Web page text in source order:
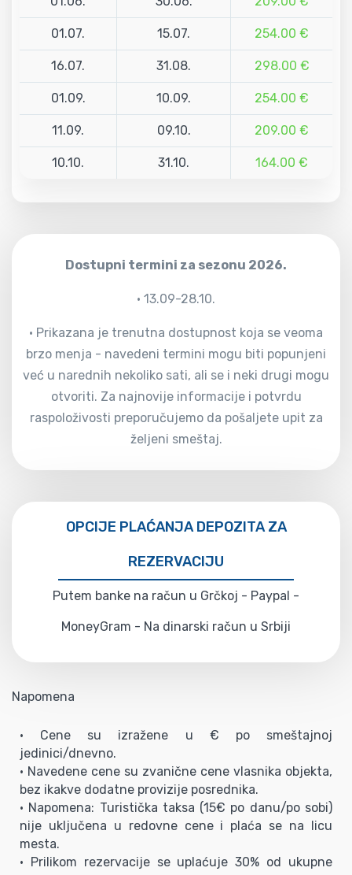
01.07. 15.07. 254.00 €
16.07. 31.08. 298.00 €
01.09. 10.09. 254.00 €
11.09. 09.10. 209.00 €
10.10. 31.10. 164.00 €
Dostupni termini za sezonu 2026.
• 13.09-28.10.
• Prikazana je trenutna dostupnost koja se veoma
brzo menja - navedeni termini mogu biti popunjeni
već u narednih nekoliko sati, ali se i neki drugi mogu
otvoriti. Za najnovije informacije i potvrdu
raspoloživosti preporučujemo da pošaljete upit za
željeni smeštaj.
OPCIJE PLAĆANJA DEPOZITA ZA
REZERVACIJU
Putem banke na račun u Grčkoj - Paypal -
MoneyGram - Na dinarski račun u Srbiji
Napomena
• Cene su izražene u € po smeštajnoj
jedinici/dnevno.
• Navedene cene su zvanične cene vlasnika objekta,
bez ikakve dodatne provizije posrednika.
• Napomena: Turistička taksa (15€ po danu/po sobi)
nije uključena u redovne cene i plaća se na licu
mesta.
• Prilikom rezervacije se uplaćuje 30% od ukupne